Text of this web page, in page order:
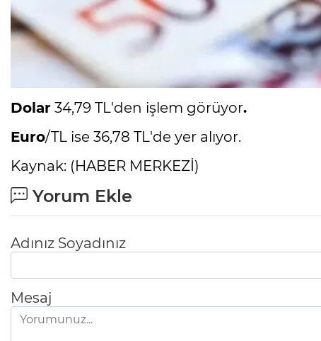
Dolar 34,79 TL'den işlem görüyor.
Euro/TL ise 36,78 TL'de yer alıyor.
Kaynak: (HABER MERKEZİ)
Yorum Ekle
Adınız Soyadınız
Mesaj